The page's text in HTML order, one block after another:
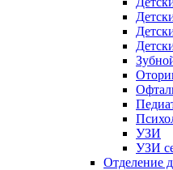
УЗИ
УЗИ
Отделение